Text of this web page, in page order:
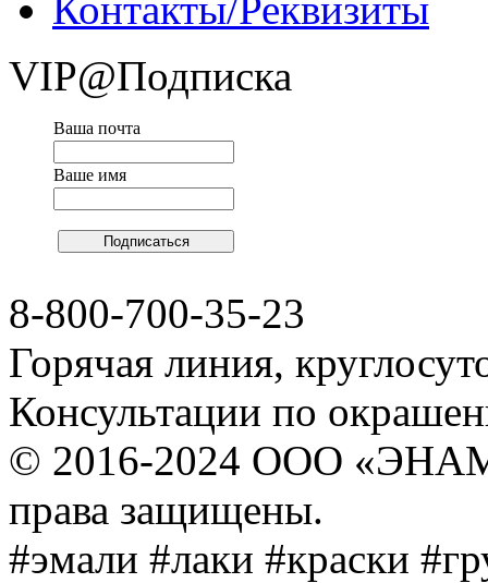
VIP@Подписка
Ваша почта
Ваше имя
8-800-700-35-23
Горячая линия,
Консультации по
© 2016-2024 ООО
права защищены.
#эмали #лаки #краски